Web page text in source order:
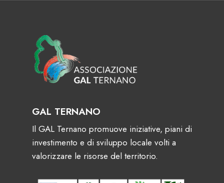
GAL TERNANO
Il GAL Ternano promuove iniziative, piani di
investimento e di sviluppo locale volti a
valorizzare le risorse del territorio.